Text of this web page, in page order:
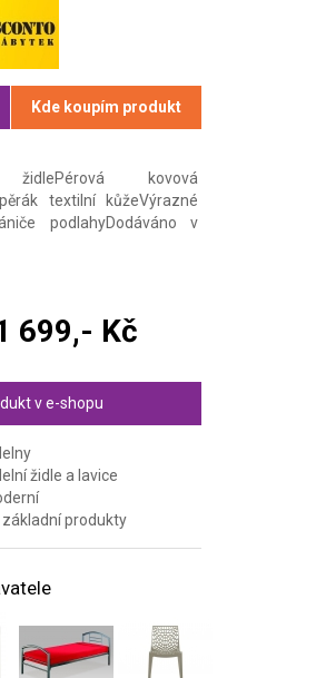
Kde koupím produkt
kovová
textilní kůžeVýrazné
podlahyDodáváno v
699,- Kč
v e-shopu
židle a lavice
základní produkty